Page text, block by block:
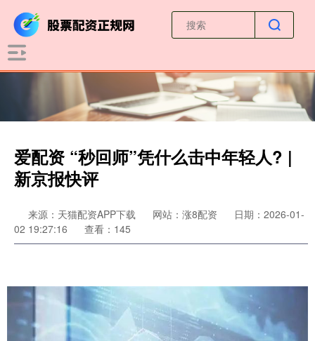
爱配资 “秒回师”凭什么击中年轻人? |
新京报快评
来源：天猫配资APP下载 网站：涨8配资
日期：2026-01-
02 19:27:16
查看：145